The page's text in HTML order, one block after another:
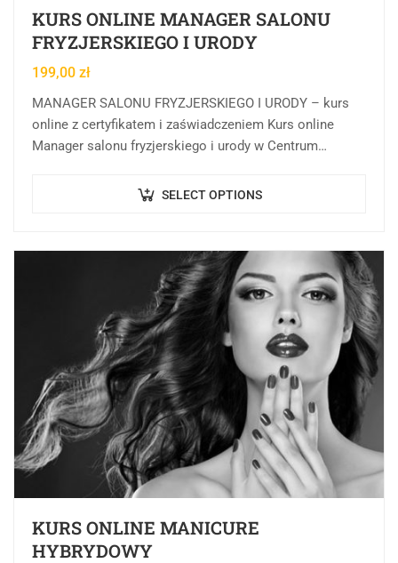
KURS ONLINE MANAGER SALONU
FRYZJERSKIEGO I URODY
199,00 zł
MANAGER SALONU FRYZJERSKIEGO I URODY – kurs
online z certyfikatem i zaświadczeniem Kurs online
Manager salonu fryzjerskiego i urody w Centrum
SELECT OPTIONS
KURS ONLINE MANICURE
HYBRYDOWY